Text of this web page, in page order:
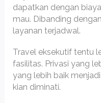
dapatkan dengan
mau. Dibanding
layanan terjadwal.
Travel eksekutif tentu
fasilitas. Privasi yang
yang lebih baik
kian diminati.